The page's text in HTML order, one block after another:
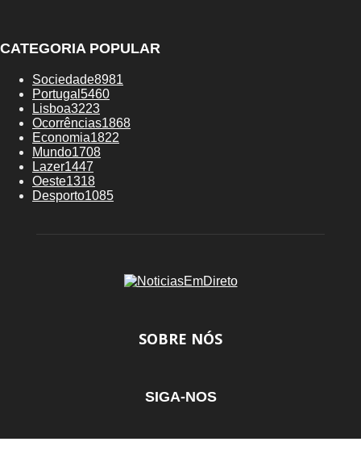
CATEGORIA POPULAR
Sociedade8981
Portugal 5460
Lisboa3223
Ocorrências1868
Economia1822
Mundo1708
Lazer1447
Oeste1318
Desporto1085
SOBRE NÓS
SIGA-NOS